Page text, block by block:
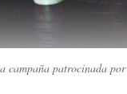
campaña patrocinada por